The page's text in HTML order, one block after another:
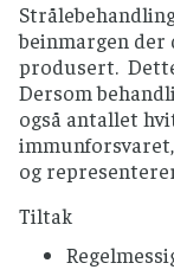
beinmargen der
produsert.
Dersom
også antallet
og
Tiltak